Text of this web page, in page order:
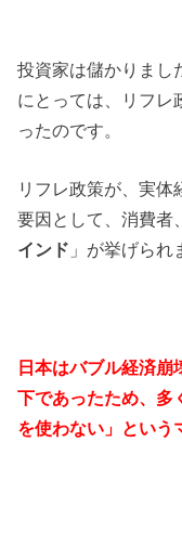
投資家は儲かりまし
にとっては、リフレ
ったのです。
リフレ政策が、実体
要因として、消費者
インド 」が挙げられ
日本はバブル経済
下であったため、多
を使わない」という